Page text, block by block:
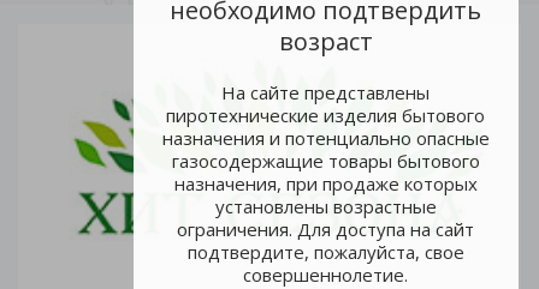
необходимо подтвердить
возраст
На сайте представлены
пиротехнические изделия бытового
назначения и потенциально опасные
газосодержащие товары бытового
назначения, при продаже которых
установлены возрастные
ограничения. Для доступа на сайт
подтвердите, пожалуйста, свое
совершеннолетие.